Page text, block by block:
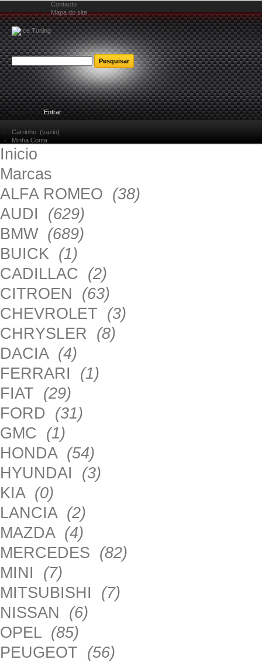
Contacto
Mapa do site
Bem-vindoEntrar
Carrinho: (vazio)
Minha Conta
Inicio
Marcas
ALFA ROMEO (38)
AUDI (629)
BMW (689)
BUICK (1)
CADILLAC (2)
CITROEN (63)
CHEVROLET (3)
CHRYSLER (8)
DACIA (4)
FERRARI (1)
FIAT (29)
FORD (31)
GMC (1)
HONDA (54)
HYUNDAI (3)
KIA (0)
LANCIA (2)
MAZDA (4)
MERCEDES (82)
MINI (7)
MITSUBISHI (7)
NISSAN (6)
OPEL (85)
PEUGEOT (56)